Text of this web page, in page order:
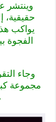
وينتشر
حقيقية،
يواكب
الفجوة
مجموعة